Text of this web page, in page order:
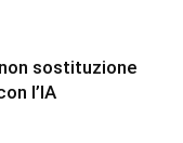
sostituzione
l’IA